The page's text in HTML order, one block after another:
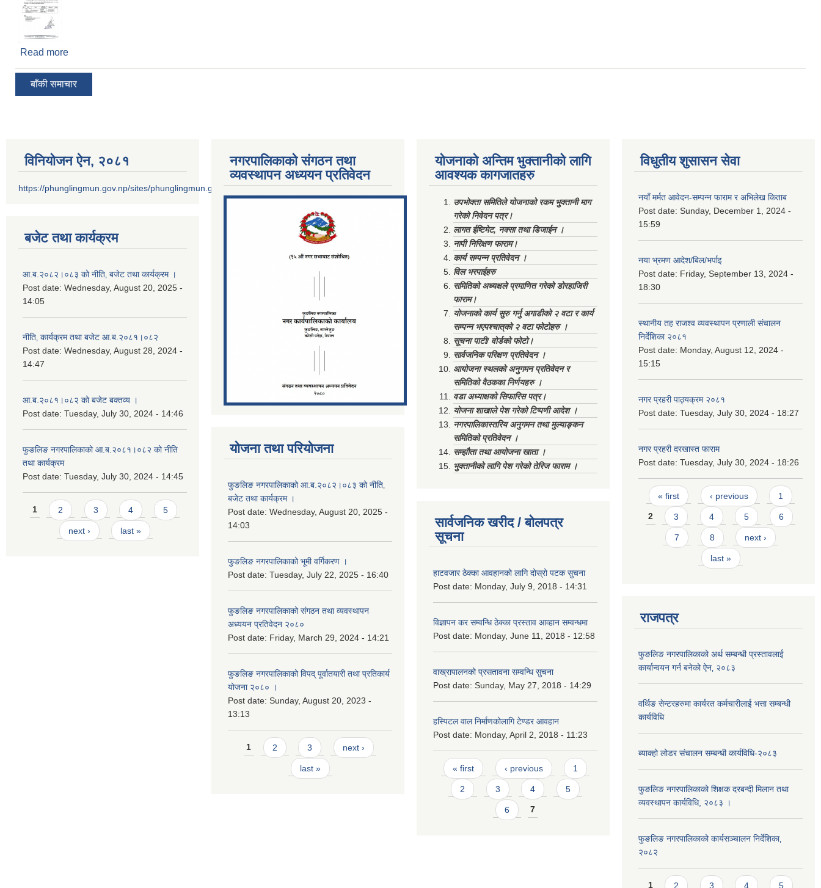
Read more
बाँकी समाचार
विनियोजन ऐन‚ २०८१
https://phunglingmun.gov.np/sites/phunglingmun.gov.np/files/documents/Al...
बजेट तथा कार्यक्रम
आ.ब.२०८२।०८३ को नीति‚ बजेट तथा कार्यक्रम ।
Post date: Wednesday, August 20, 2025 -
14:05
नीति‚ कार्यक्रम तथा बजेट आ.ब.२०८१।०८२
Post date: Wednesday, August 28, 2024 -
14:47
आ.ब.२०८१।०८२ को बजेट बक्तव्य ।
Post date: Tuesday, July 30, 2024 - 14:46
फुङलिङ नगरपालिकाको आ.ब.२०८१।०८२ को नीति
तथा कार्यक्रम
Post date: Tuesday, July 30, 2024 - 14:45
Pages
1 2 3 4 5
next › last »
नगरपालिकाको संगठन तथा
व्यवस्थापन अध्ययन प्रतिवेदन
योजना तथा परियोजना
फुङलिङ नगरपालिकाको आ.ब.२०८२।०८३ को नीति‚
बजेट तथा कार्यक्रम ।
Post date: Wednesday, August 20, 2025 -
14:03
फुङलिङ नगरपालिकाको भूमी वर्गिकरण ।
Post date: Tuesday, July 22, 2025 - 16:40
फुङलिङ नगरपालिकाको संगठन तथा व्यवस्थापन
अध्ययन प्रतिवेदन २०८०
Post date: Friday, March 29, 2024 - 14:21
फुङलिङ नगरपालिकाको विपद् पूर्वातयारी तथा प्रतिकार्य
योजना २०८० ।
Post date: Sunday, August 20, 2023 -
13:13
Pages
1 2 3 next ›
last »
योजनाको अन्तिम भुक्तानीको लागि
आवश्यक कागजातहरु
उपभोक्ता समितिले योजनाको रकम भुक्तानी माग
गरेको निवेदन पत्र।
लागत ईष्टिमेट, नक्सा तथा डिजाईन ।
नापी निरिक्षण फाराम।
कार्य सम्पन्न प्रतिवेदन ।
विल भरपाईहरु
समितिको अध्यक्षले प्रमाणित गरेको डोरहाजिरी
फाराम।
योजनाको कार्य सुरु गर्नु अगाडीको २ वटा र कार्य
सम्पन्न भएपश्चात्‌को २ वटा फोटोहरु ।
सूचना पाटी/ वोर्डको फोटो।
सार्वजनिक परिक्षण प्रतिवेदन ।
आयोजना स्थलको अनुगमन प्रतिवेदन र
समितिको वैठकका निर्णयहरु ।
वडा अध्याक्षको सिफारिस पत्र।
योजना शाखाले पेश गरेको टिप्पणी आदेश ।
नगरपालिकास्तरिय अनुगमन तथा मुल्याङ्कन
समितिको प्रतिवेदन ।
सम्झौता तथा आयोजना खाता ।
भुक्तानीको लागि पेश गरेको तेरिज फाराम ।
सार्वजनिक खरीद / बोलपत्र
सूचना
हाटवजार ठेक्का आवहानको लागि दोस्रो पटक सुचना
Post date: Monday, July 9, 2018 - 14:31
विज्ञापन कर सम्वन्धि ठेक्का प्रस्ताव आव्हान सम्वन्धमा
Post date: Monday, June 11, 2018 - 12:58
वाख्रापालनको प्रसतावना सम्वन्धि सुचना
Post date: Sunday, May 27, 2018 - 14:29
हस्पिटल वाल निर्माणकोलागि टेण्डर आवहान
Post date: Monday, April 2, 2018 - 11:23
Pages
« first ‹ previous 1
2 3 4 5
6 7
विधुतीय शुसासन सेवा
नयाँ मर्मत आवेदन-सम्पन्न फाराम र अभिलेख किताब
Post date: Sunday, December 1, 2024 -
15:59
नया भ्रमण आदेश/बिल/भर्पाइ
Post date: Friday, September 13, 2024 -
18:30
स्थानीय तह राजश्व व्यवस्थापन प्रणाली संचालन
निर्देशिका २०८१
Post date: Monday, August 12, 2024 -
15:15
नगर प्रहरी पाठ्यक्रम २०८१
Post date: Tuesday, July 30, 2024 - 18:27
नगर प्रहरी दरखास्त फाराम
Post date: Tuesday, July 30, 2024 - 18:26
Pages
« first ‹ previous 1
2 3 4 5 6
7 8 next ›
last »
राजपत्र
फुङलिङ नगरपालिकाको अर्थ सम्बन्धी प्रस्तावलाई
कार्यान्वयन गर्न बनेको ऐन‚ २०८३
वर्थिङ सेन्टरहरुमा कार्यरत कर्मचारीलाई भत्ता सम्बन्धी
कार्यविधि
ब्याक्हो लोडर संचालन सम्बन्धी कार्यविधि-२०८३
फुङलिङ नगरपालिकाको शिक्षक दरबन्दी मिलान तथा
व्यवस्थापन कार्यविधि, २०८३ ।
फुङलिङ नगरपालिकाको कार्यसञ्चालन निर्देशिका‚
२०८२
Pages
1 2 3 4 5